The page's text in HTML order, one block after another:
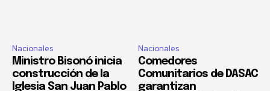
Nacionales
Ministro Bisonó inicia
construcción de la
Iglesia San Juan Pablo
Nacionales
Comedores
Comunitarios de DASAC
garantizan